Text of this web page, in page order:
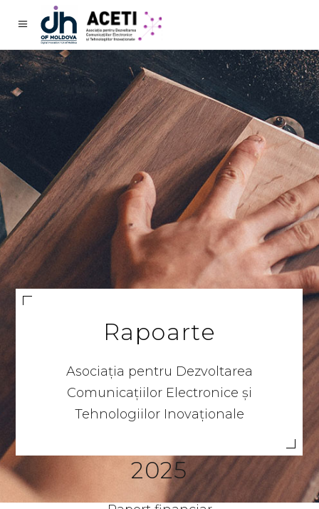
Rapoarte
Asociația pentru Dezvoltarea
Comunicațiilor Electronice și
Tehnologiilor Inovaționale
2025